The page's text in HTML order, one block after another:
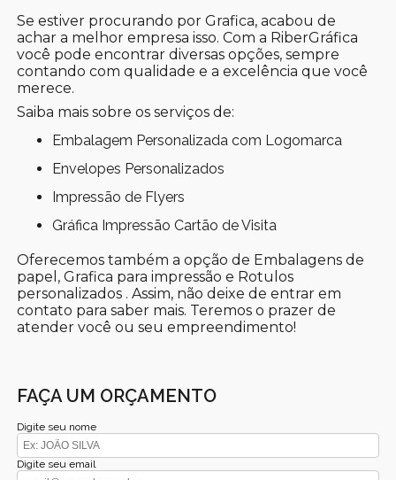
Se estiver procurando por Grafica, acabou de
achar a melhor empresa isso. Com a RiberGráfica
você pode encontrar diversas opções, sempre
contando com qualidade e a excelência que você
merece.
Saiba mais sobre os serviços de:
Embalagem Personalizada com Logomarca
Envelopes Personalizados
Impressão de Flyers
Gráfica Impressão Cartão de Visita
Oferecemos também a opção de Embalagens de
papel, Grafica para impressão e Rotulos
personalizados . Assim, não deixe de entrar em
contato para saber mais. Teremos o prazer de
atender você ou seu empreendimento!
FAÇA UM ORÇAMENTO
Digite seu nome
Digite seu email